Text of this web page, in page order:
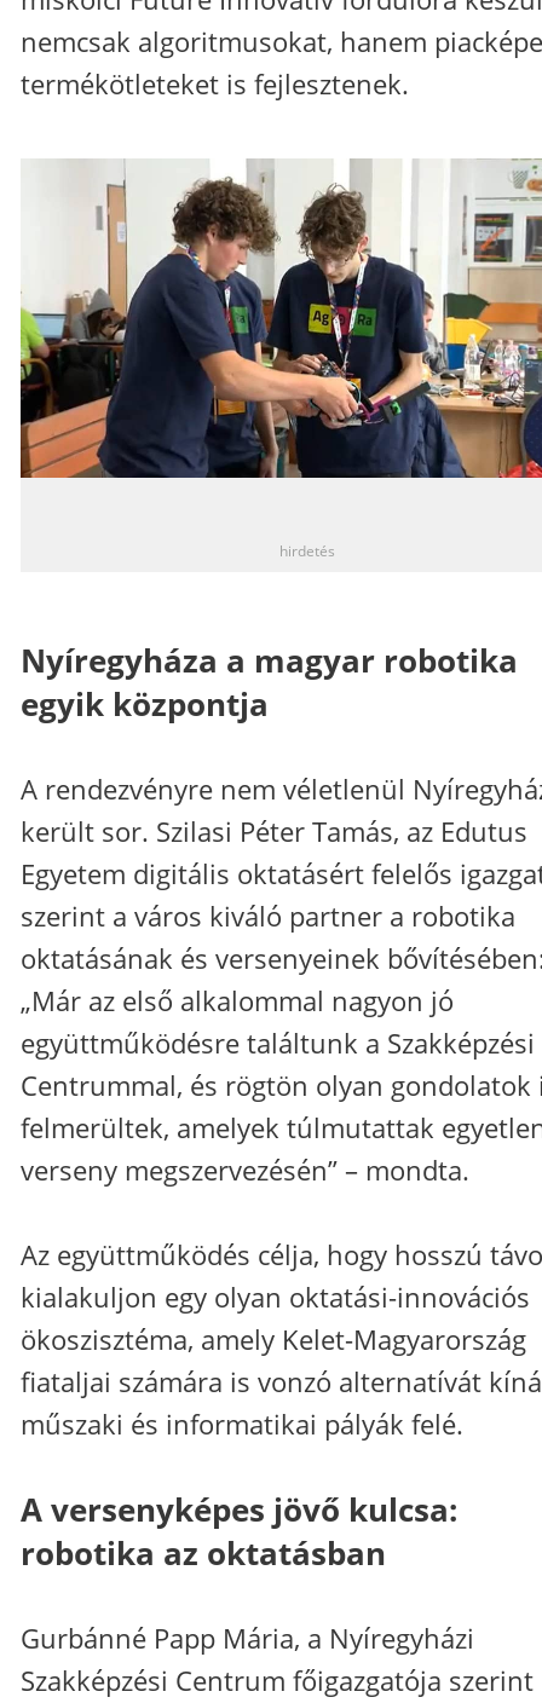
nemcsak algoritmusokat, hanem
termékötleteket is fejlesztenek.
hirdetés
Nyíregyháza a magyar robotika
egyik központja
A rendezvényre nem véletlenül
került sor. Szilasi Péter Tamás, az Edutus
Egyetem digitális oktatásért felelős
szerint a város kiváló partner a robotika
oktatásának és versenyeinek
„Már az első alkalommal nagyon jó
együttműködésre találtunk a Szakképzési
Centrummal, és rögtön olyan gondolatok
felmerültek, amelyek túlmutattak
verseny megszervezésén” – mondta.​
Az együttműködés célja, hogy hosszú
kialakuljon egy olyan oktatási-innovációs
ökoszisztéma, amely Kelet-Magyarország
fiataljai számára is vonzó alternatívát
műszaki és informatikai pályák felé.
A versenyképes jövő kulcsa:
robotika az oktatásban
Gurbánné Papp Mária, a Nyíregyházi
Szakképzési Centrum főigazgatója szerint